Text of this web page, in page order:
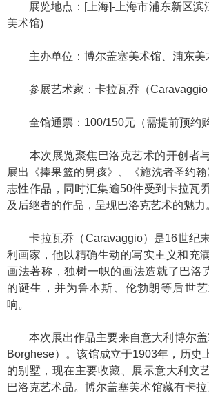
展览地点：[上海]-上海市浦东新区滨
美术馆)
主办单位：博尔盖塞美术馆、浦东美
参展艺术家：卡拉瓦乔（Caravaggio
全馆通票：100/150元（需提前预约购
本次展览聚焦巴洛克艺术的开创者与
展出《捧果篮的男孩》、《施洗者圣约
志性作品，同时汇集逾50件受到卡拉瓦
及后继者的作品，呈现巴洛克艺术的魅力
卡拉瓦乔（Caravaggio）是16世纪
利画家，他以精确生动的写实主义和充
画法著称，独树一帜的画法造就了巴洛
的诞生，并为鲁本斯、伦勃朗等后世
响。
本次展出作品主要来自意大利博尔盖
Borghese）。该馆成立于1903年，历史
的别墅，现在主要收藏、展示意大利文
巴洛克艺术品。博尔盖塞美术馆藏有卡